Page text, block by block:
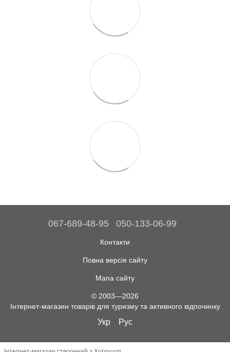
067-689-48-95 050-133-06-99
Контакти
Повна версія сайту
Мапа сайту
© 2003—2026
Інтернет-магазин товарів для туризму та активного відпочинку
Укр Рус